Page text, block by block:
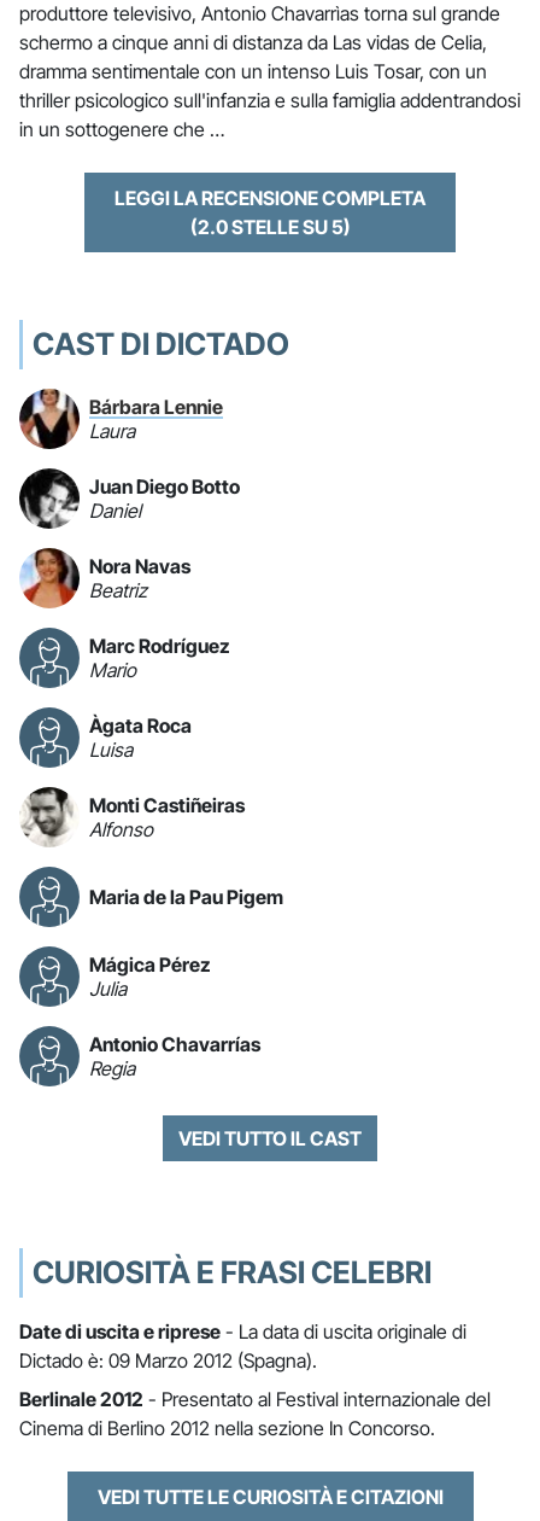
produttore televisivo, Antonio Chavarrìas torna sul grande
schermo a cinque anni di distanza da Las vidas de Celia,
dramma sentimentale con un intenso Luis Tosar, con un
thriller psicologico sull'infanzia e sulla famiglia addentrandosi
in un sottogenere che …
LEGGI LA RECENSIONE COMPLETA
(2.0 STELLE SU 5)
CAST DI DICTADO
Bárbara Lennie
Laura
Juan Diego Botto
Daniel
Nora Navas
Beatriz
Marc Rodríguez
Mario
Àgata Roca
Luisa
Monti Castiñeiras
Alfonso
Maria de la Pau Pigem
Mágica Pérez
Julia
Antonio Chavarrías
Regia
VEDI TUTTO IL CAST
CURIOSITÀ E FRASI CELEBRI
Date di uscita e riprese - La data di uscita originale di
Dictado è: 09 Marzo 2012 (Spagna).
Berlinale 2012 - Presentato al Festival internazionale del
Cinema di Berlino 2012 nella sezione In Concorso.
VEDI TUTTE LE CURIOSITÀ E CITAZIONI